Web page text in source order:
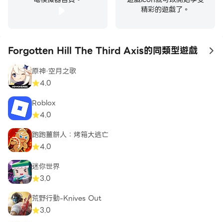
精彩的遊戲了。
Forgotten Hill The Third Axis的同類型遊戲 to
原神·空月之歌
4.0
Roblox
4.0
跑跑薑餅人：烤箱大逃亡
4.0
迷你世界
3.0
荒野行動-Knives Out
3.0